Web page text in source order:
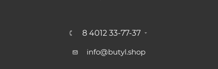
8 4012 33-77-37
info@butyl.shop